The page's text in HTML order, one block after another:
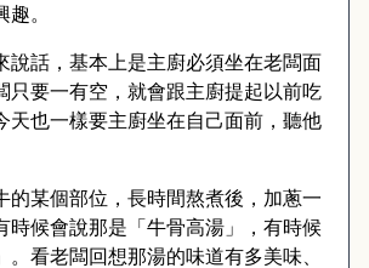
。
說話，基本上是主廚必須坐在老闆面
只要一有空，就會跟主廚提起以前吃
天也一樣要主廚坐在自己面前，聽他
的某個部位，長時間熬煮後，加蔥一
時候會說那是「牛骨高湯」，有時候
。看老闆回想那湯的味道有多美味、